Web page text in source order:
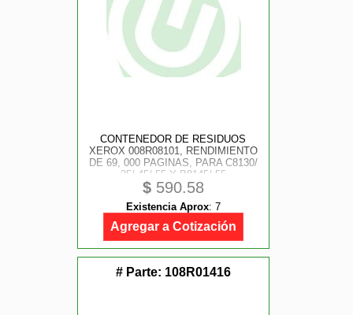
CONTENEDOR DE RESIDUOS
XEROX 008R08101, RENDIMIENTO
DE 69, 000 PAGINAS, PARA C8130/
35/ 45/ 55 Y B8145/ 55
$ 590.58
Existencia Aprox: 7
Agregar a Cotización
# Parte: 108R01416